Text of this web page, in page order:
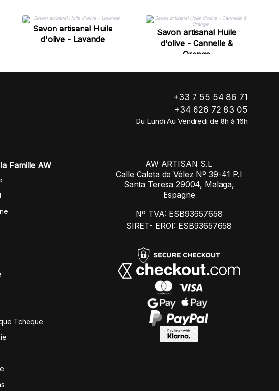
Savon artisanal Huile
d'olive - Lavande
Savon artisanal Huile
d'olive - Cannelle &
Orange
+33 7 55 54 86 71
+34 626 72 83 05
Du Lundi Au Vendredi de 8h à 16h
Famille AW
Tchèque
AW ARTISAN S.L
Calle Caleta de Vélez Nº 39-41 P.I
Santa Teresa 29004, Malaga,
Espagne
Nº TVA: ESB93657658
SIRET- EROI: ESB93657658